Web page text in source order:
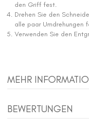
den Griff fest.
Drehen Sie den
alle paar Umdrehungen
Verwenden Sie den
MEHR
BEWERTUNGEN